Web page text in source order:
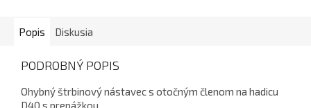
Popis Diskusia
PODROBNÝ POPIS
Ohybný štrbinový nástavec s otočným členom na hadicu
D40 s prepážkou